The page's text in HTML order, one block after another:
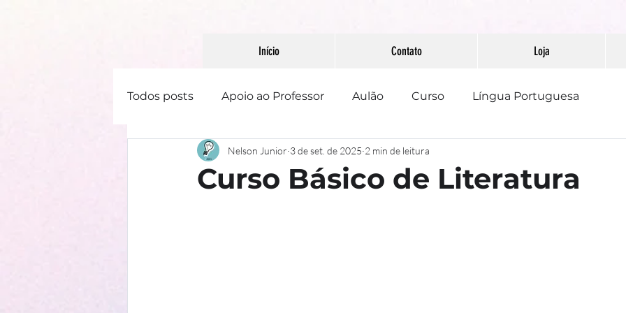
Início Contato Loja
Todos posts Apoio ao Professor Aulão Curso Língua Portuguesa
Linguística Literatura PAAEB Pontuação
Curso Básico de Literatura
Nelson Junior 3 de set. de 2025 2 min de leitura